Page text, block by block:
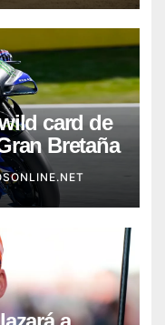
card de
Bretaña